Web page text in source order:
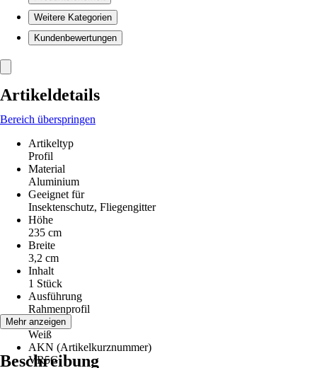
Weitere Kategorien
Kundenbewertungen
Artikeldetails
Bereich überspringen
Artikeltyp
Profil
Material
Aluminium
Geeignet für
Insektenschutz, Fliegengitter
Höhe
235 cm
Breite
3,2 cm
Inhalt
1 Stück
Ausführung
Rahmenprofil
Farbton
Weiß
AKN (Artikelkurznummer)
VR5G
Mehr anzeigen
Beschreibung